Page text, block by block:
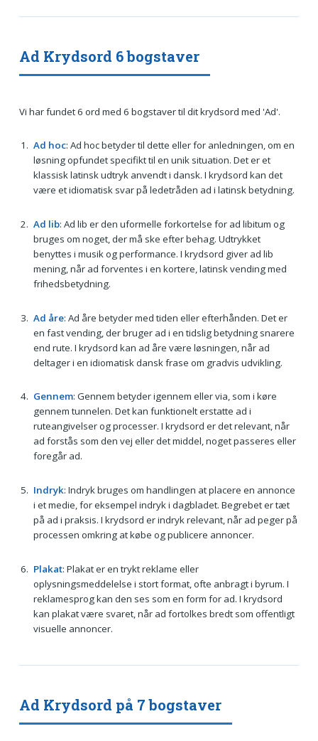
Ad Krydsord 6 bogstaver
Vi har fundet 6 ord med 6 bogstaver til dit krydsord med 'Ad'.
Ad hoc: Ad hoc betyder til dette eller for anledningen, om en
løsning opfundet specifikt til en unik situation. Det er et
klassisk latinsk udtryk anvendt i dansk. I krydsord kan det
være et idiomatisk svar på ledetråden ad i latinsk betydning.
Ad lib: Ad lib er den uformelle forkortelse for ad libitum og
bruges om noget, der må ske efter behag. Udtrykket
benyttes i musik og performance. I krydsord giver ad lib
mening, når ad forventes i en kortere, latinsk vending med
frihedsbetydning.
Ad åre: Ad åre betyder med tiden eller efterhånden. Det er
en fast vending, der bruger ad i en tidslig betydning snarere
end rute. I krydsord kan ad åre være løsningen, når ad
deltager i en idiomatisk dansk frase om gradvis udvikling.
Gennem: Gennem betyder igennem eller via, som i køre
gennem tunnelen. Det kan funktionelt erstatte ad i
ruteangivelser og processer. I krydsord er det relevant, når
ad forstås som den vej eller det middel, noget passeres eller
foregår ad.
Indryk: Indryk bruges om handlingen at placere en annonce
i et medie, for eksempel indryk i dagbladet. Begrebet er tæt
på ad i praksis. I krydsord er indryk relevant, når ad peger på
processen omkring at købe og publicere annoncer.
Plakat: Plakat er en trykt reklame eller
oplysningsmeddelelse i stort format, ofte anbragt i byrum. I
reklamesprog kan den ses som en form for ad. I krydsord
kan plakat være svaret, når ad fortolkes bredt som offentligt
visuelle annoncer.
Ad Krydsord på 7 bogstaver